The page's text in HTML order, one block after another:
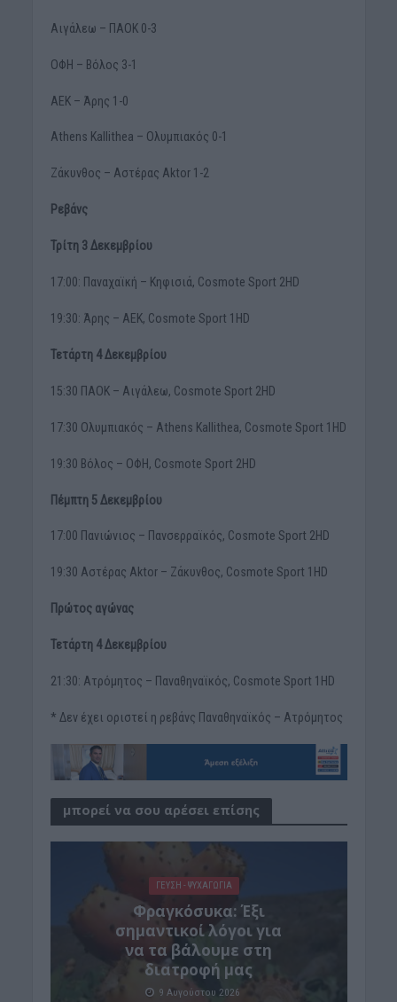
Αιγάλεω – ΠΑΟΚ 0-3
ΟΦΗ – Βόλος 3-1
ΑΕΚ – Άρης 1-0
Athens Kallithea – Ολυμπιακός 0-1
Ζάκυνθος – Αστέρας Aktor 1-2
Ρεβάνς
Τρίτη 3 Δεκεμβρίου
17:00: Παναχαϊκή – Κηφισιά, Cosmote Sport 2HD
19:30: Άρης – ΑΕΚ, Cosmote Sport 1HD
Τετάρτη 4 Δεκεμβρίου
15:30 ΠΑΟΚ – Αιγάλεω, Cosmote Sport 2HD
17:30 Ολυμπιακός – Athens Kallithea, Cosmote Sport 1HD
19:30 Βόλος – ΟΦΗ, Cosmote Sport 2HD
Πέμπτη 5 Δεκεμβρίου
17:00 Πανιώνιος – Πανσερραϊκός, Cosmote Sport 2HD
19:30 Αστέρας Aktor – Ζάκυνθος, Cosmote Sport 1HD
Πρώτος αγώνας
Τετάρτη 4 Δεκεμβρίου
21:30: Ατρόμητος – Παναθηναϊκός, Cosmote Sport 1HD
* Δεν έχει οριστεί η ρεβάνς Παναθηναϊκός – Ατρόμητος
μπορεί να σου αρέσει επίσης
ΓΕΎΣΗ - ΨΥΧΑΓΩΓΊΑ
Φραγκόσυκα: Έξι
σημαντικοί λόγοι για
να τα βάλουμε στη
διατροφή μας
9 Αυγούστου 2026